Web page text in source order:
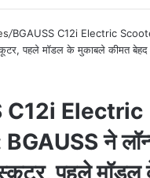
/BGAUSS C12i Electric
पहले मॉडल के मुकाबले कीमत
C12i Electric
ने
पहले